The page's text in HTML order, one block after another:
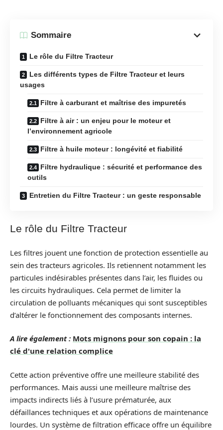
Sommaire
Le rôle du Filtre Tracteur
Les différents types de Filtre Tracteur et leurs
usages
Filtre à carburant et maîtrise des impuretés
Filtre à air : un enjeu pour le moteur et
l’environnement agricole
Filtre à huile moteur : longévité et fiabilité
Filtre hydraulique : sécurité et performance des
outils
Entretien du Filtre Tracteur : un geste responsable
Le rôle du Filtre Tracteur
Les filtres jouent une fonction de protection essentielle au
sein des tracteurs agricoles. Ils retiennent notamment les
particules indésirables présentes dans l’air, les fluides ou
les circuits hydrauliques. Cela permet de limiter la
circulation de polluants mécaniques qui sont susceptibles
d’altérer le fonctionnement des composants internes.
A lire également : Mots mignons pour son copain : la
clé d'une relation complice
Cette action préventive offre une meilleure stabilité des
performances. Mais aussi une meilleure maîtrise des
impacts indirects liés à l’usure prématurée, aux
défaillances techniques et aux opérations de maintenance
lourdes. Un système de filtration efficace offre un équilibre